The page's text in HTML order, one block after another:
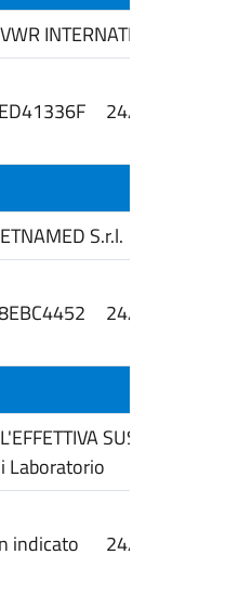
INTERNATIONAL S.R.L.
24/06/2026
S.r.l.
24/06/2026
SUSSISTENZA
Laboratorio
indicato 24/06/2026